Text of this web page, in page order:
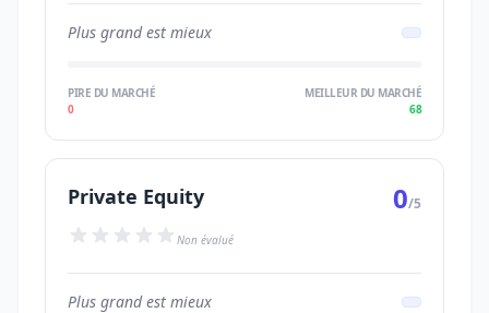
Plus grand est mieux
PIRE DU MARCHÉ
0
MEILLEUR DU MARCHÉ
68
Private Equity 0/5
Non évalué
Plus grand est mieux